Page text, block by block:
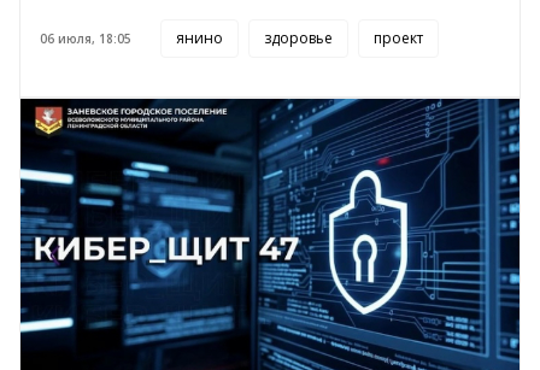
06 июля, 18:05 янино здоровье проект